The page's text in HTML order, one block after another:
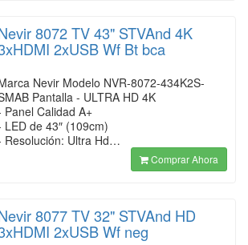
8072 TV 43" STVAnd 4K
2xUSB Wf Bt bca
Nevir Modelo NVR-8072-434K2S-
Pantalla - ULTRA HD 4K
Panel Calidad A+
LED de 43″ (109cm)
Resolución: Ultra Hd…
Comprar Ahora
8077 TV 32" STVAnd HD
2xUSB Wf neg